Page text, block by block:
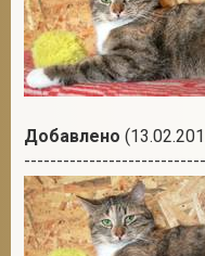
Добавлено